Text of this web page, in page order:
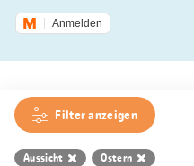
Anmelden
Filter anzeigen
Aussicht Ostern